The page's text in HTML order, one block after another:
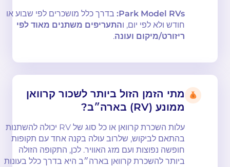
Park Model RVs: בדרך כלל מושכרים לפי שבוע או
חודש ולא לפי יום, ו התעריפים משתנים מאוד לפי
ריזורט/מיקום ועונה.
מתי הזמן הזול ביותר לשכור קרוואן
ממונע (RV) בארה״ב?
עלות השכרת קרוואן או כל סוג של RV יכולה להשתנות
בהתאם לביקוש, שלרוב עולה בקנה אחד עם תקופות
חופשה נפוצות ועם מזג האוויר. לכן, התקופה הזולה
ביותר להשכרת קרוואן בארה״ב היא בדרך כלל בעונות